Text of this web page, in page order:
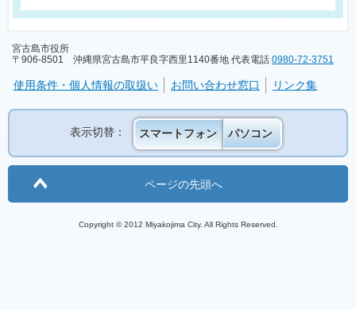
宮古島市役所
〒906-8501 沖縄県宮古島市平良字西里1140番地 代表電話 0980-72-3751
使用条件・個人情報の取扱い お問い合わせ窓口 リンク集
表示切替： スマートフォン パソコン
ページの先頭へ
Copyright © 2012 Miyakojima City. All Rights Reserved.